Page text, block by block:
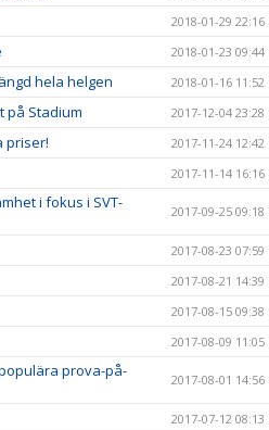
2018-01-29 22:16
2018-01-23 09:44
hela helgen 2018-01-16 11:52
på Stadium 2017-12-04 23:28
priser! 2017-11-24 12:42
2017-11-14 16:16
i fokus i SVT-
2017-09-25 09:18
2017-08-23 07:59
2017-08-21 14:39
2017-08-15 09:38
2017-08-09 11:05
prova-på-
2017-08-01 14:56
2017-07-12 08:13